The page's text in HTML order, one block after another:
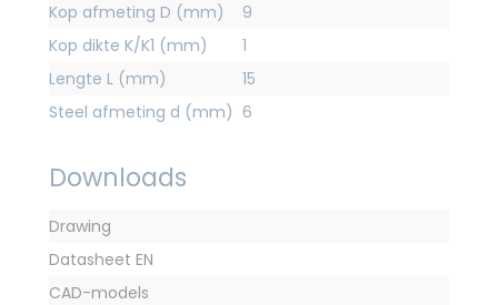
Kop afmeting D (mm)
9
Kop dikte K/K1 (mm)
1
Lengte L (mm)
15
Steel afmeting d (mm) 6
Downloads
Drawing
Datasheet EN
CAD-models